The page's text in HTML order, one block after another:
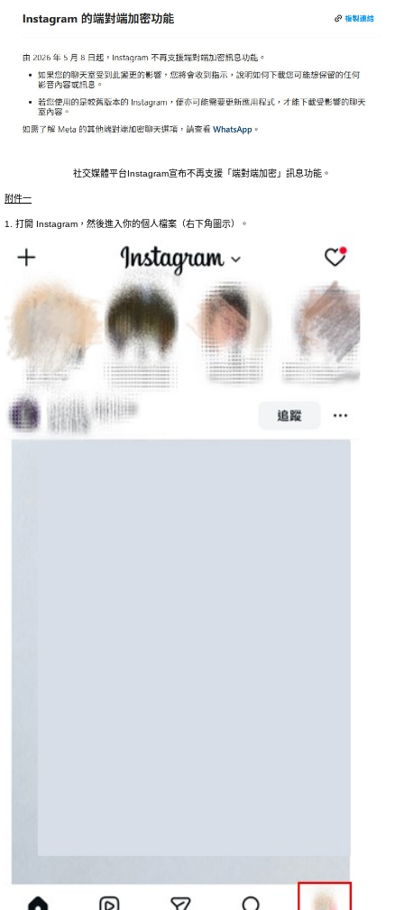
社交媒體平台Instagram宣布不再支援「端對端加密」訊息功能。
附件一
1. 打開 Instagram，然後進入你的個人檔案（右下角圖示）。